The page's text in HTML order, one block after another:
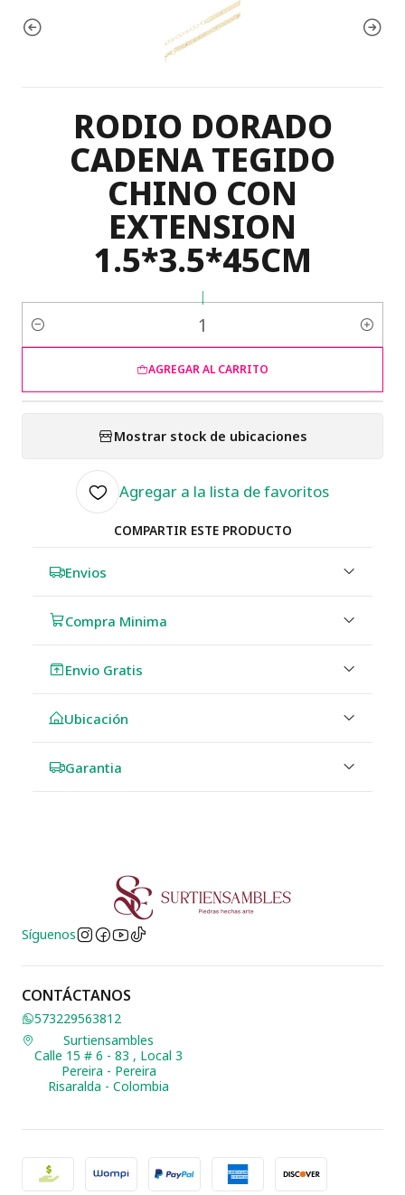
RODIO DORADO
CADENA TEGIDO
CHINO CON
EXTENSION
1.5*3.5*45CM
|
Cantidad
AGREGAR AL CARRITO
Mostrar stock de ubicaciones
Agregar a la lista de favoritos
COMPARTIR ESTE PRODUCTO
Envios
Compra Minima
Envio Gratis
Ubicación
Garantia
Síguenos
CONTÁCTANOS
573229563812
Surtiensambles
Calle 15 # 6 - 83 , Local 3
Pereira - Pereira
Risaralda - Colombia